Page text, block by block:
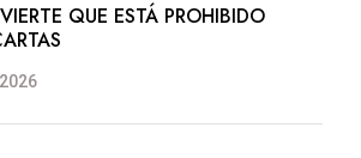
QUE ESTÁ PROHIBIDO